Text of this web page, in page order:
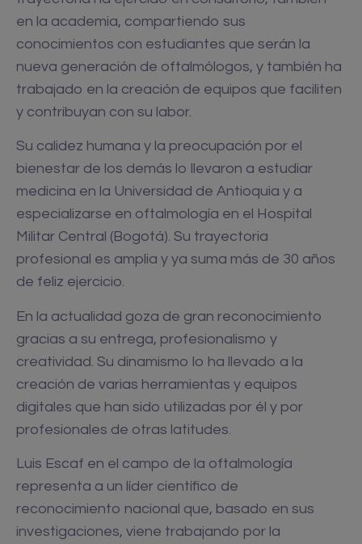
en la academia, compartiendo sus
conocimientos con estudiantes que serán la
nueva generación de oftalmólogos, y también ha
trabajado en la creación de equipos que faciliten
y contribuyan con su labor.
Su calidez humana y la preocupación por el
bienestar de los demás lo llevaron a estudiar
medicina en la Universidad de Antioquia y a
especializarse en oftalmología en el Hospital
Militar Central (Bogotá). Su trayectoria
profesional es amplia y ya suma más de 30 años
de feliz ejercicio.
En la actualidad goza de gran reconocimiento
gracias a su entrega, profesionalismo y
creatividad. Su dinamismo lo ha llevado a la
creación de varias herramientas y equipos
digitales que han sido utilizadas por él y por
profesionales de otras latitudes.
Luis Escaf en el campo de la oftalmología
representa a un líder científico de
reconocimiento nacional que, basado en sus
investigaciones, viene trabajando por la